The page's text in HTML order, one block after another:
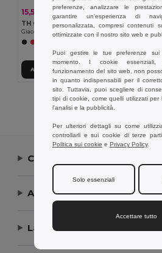
15,56 € 23,25 € -33%
TH Clothes 30300
Giacca a vento (Unisex)
Aggiungi al carrello
15,10
TH
Giacca
Visualizzazione Di Tutti
Contattaci
Aiuto or Assistenza
La nostra azienda
preferenze, analizzare le
garantire un'esperienza di
personalizzata, compresi contenuti
ottimizzate con il nostro sito web e
Puoi gestire le tue preferenze sui
momento. I cookie
funzionamento del sito web, non
in quanto indispensabili per il
sito. Tuttavia, puoi scegliere di
tipi di cookie, come quelli utilizzati per
l'analisi e la pubblicità.
Per ulteriori dettagli su come
controllarli e sui cookie di terze
Politica sui cookie e Privacy Policy.
Solo essenziali
Accettare tutto